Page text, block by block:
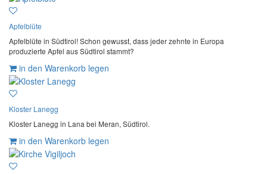
Apfelblüte
Apfelblüte in Südtirol! Schon gewusst, dass jeder zehnte in Europa
produzierte Apfel aus Südtirol stammt?
in den Warenkorb legen
Kloster Lanegg
Kloster Lanegg in Lana bei Meran, Südtirol.
in den Warenkorb legen